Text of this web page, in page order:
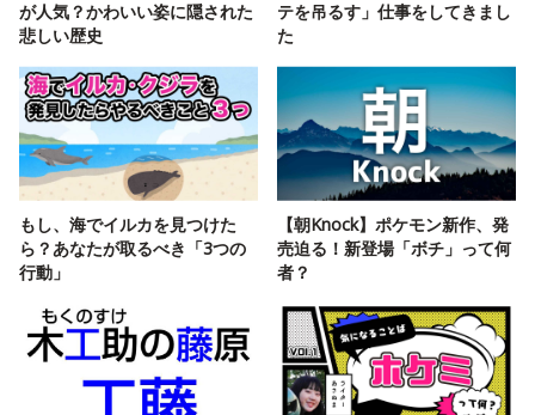
が人気？かわいい姿に隠された
悲しい歴史
テを吊るす」仕事をしてきまし
た
もし、海でイルカを見つけた
ら？あなたが取るべき「3つの
行動」
【朝Knock】ポケモン新作、発
売迫る！新登場「ボチ」って何
者？